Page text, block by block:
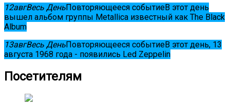
12авгВесь ДеньПовторяющееся событиеВ этот день
вышел альбом группы Metallica известный как The Black
Album
13авгВесь ДеньПовторяющееся событиеВ этот день, 13
августа 1968 года - появились Led Zeppelin
Посетителям